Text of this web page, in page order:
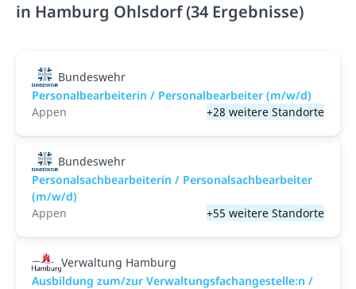
in Hamburg Ohlsdorf (34 Ergebnisse)
Bundeswehr
Personalbearbeiterin / Personalbearbeiter (m/w/d)
Appen
+28 weitere Standorte
Bundeswehr
Personalsachbearbeiterin / Personalsachbearbeiter
(m/w/d)
Appen
+55 weitere Standorte
Verwaltung Hamburg
Ausbildung zum/zur Verwaltungsfachangestelle:n /